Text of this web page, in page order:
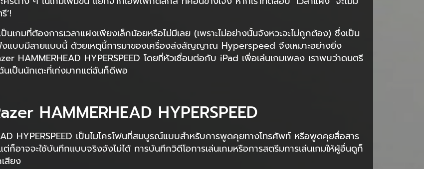
’!
นเกมที่ต้องการเวลาแฝงเพียงเล็กน้อยหรือไม่มีเลย (เพราะไม่อย่างนั้นจังหวะจะไม่ถูกต้อง) ซึ่งเป็น
งแบบมีสายแบบนี้ ด้วยเหตุนี้การมาของเครื่องส่งสัญญาณ Hyperspeed จึงเหมาะอย่างยิ่ง
HAMMERHEAD HYPERSPEED โดยที่หัวเชื่อมต่อกับ iPad เพื่อเล่นเกมเพลง เราพบว่าดนตรี
นเป็นนักเตะที่เก่งมากแต่ฉันก็ดีพอ
HAMMERHEAD HYPERSPEED
HYPERSPEED เป็นไมโครโฟนที่สมบูรณ์แบบสำหรับการพูดคุยทางโทรศัพท์ หรือพูดคุยสื่อสาร
อาจจะใช้บันทึกแบบจริงจังไม่ได้ การบันทึกวิดีโอการเล่นเกมหรือการสตรีมการเล่นเกมให้ผู้อื่นดูก็
สียง